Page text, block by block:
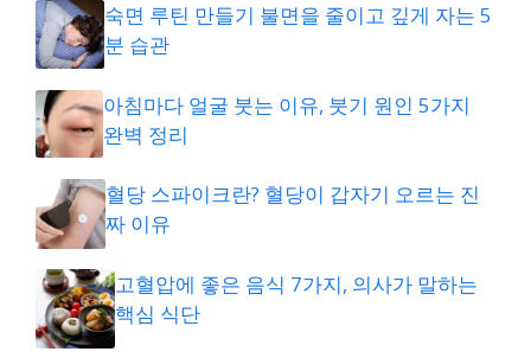
숙면 루틴 만들기 불면을 줄이고 깊게 자는 5
분 습관
아침마다 얼굴 붓는 이유, 붓기 원인 5가지
완벽 정리
혈당 스파이크란? 혈당이 갑자기 오르는 진
짜 이유
고혈압에 좋은 음식 7가지, 의사가 말하는
핵심 식단